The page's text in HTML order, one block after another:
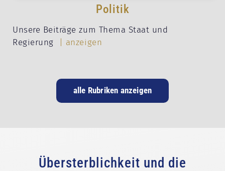
Politik
Unsere Beiträge zum Thema Staat und
Regierung
| anzeigen
alle Rubriken anzeigen
Übersterblichkeit und die